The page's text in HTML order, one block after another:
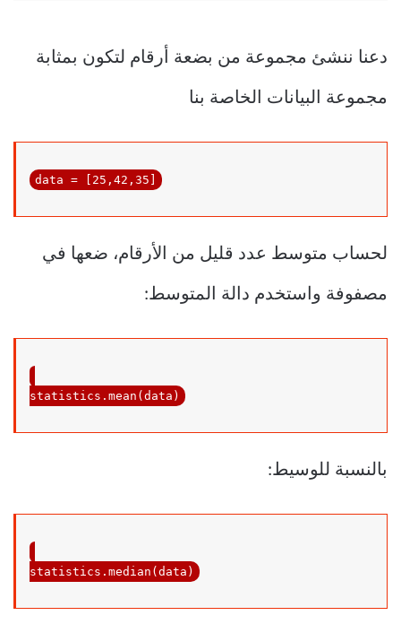
دعنا ننشئ مجموعة من بضعة أرقام لتكون بمثابة
مجموعة البيانات الخاصة بنا
data = [ 25 , 42 , 35
لحساب متوسط ​​عدد قليل من الأرقام، ضعها في
مصفوفة واستخدم دالة المتوسط:
statistics.mean(data)
بالنسبة للوسيط:
statistics.median(data)